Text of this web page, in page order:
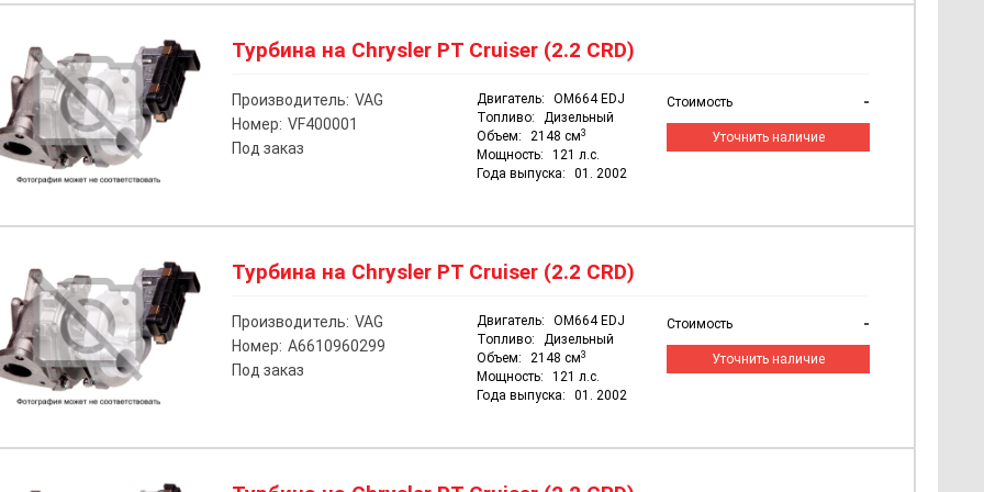
Турбина на Chrysler PT Cruiser (2.2 CRD)
Производитель: VAG
Номер: VF400001
Под заказ
Двигатель:
OM664 EDJ
Топливо:
Дизельный
Объем:
2148 см3
Мощность:
121 л.с.
Года выпуска:
01. 2002
Стоимость -
Уточнить наличие
Турбина на Chrysler PT Cruiser (2.2 CRD)
Производитель: VAG
Номер: A6610960299
Под заказ
Двигатель:
OM664 EDJ
Топливо:
Дизельный
Объем:
2148 см3
Мощность:
121 л.с.
Года выпуска:
01. 2002
Стоимость -
Уточнить наличие